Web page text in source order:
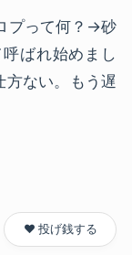
プって何？→砂
ばれ始めまし
ない。もう遅
❤️ 投げ銭する